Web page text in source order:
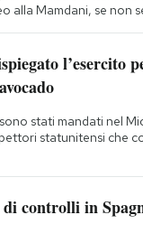
alla Mamdani, se non
l’esercito
stati mandati nel
statunitensi che
controlli in